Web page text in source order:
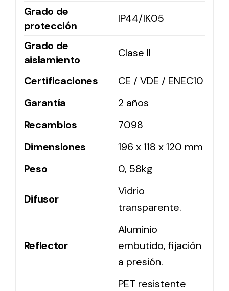
Grado de
protección
IP44/IK05
Grado de
aislamiento
Clase II
Certificaciones
CE / VDE / ENEC10
Garantía
2 años
Recambios
7098
Dimensiones
196 x 118 x 120 mm
Peso
0, 58kg
Difusor
Vidrio
transparente.
Reflector
Aluminio
embutido, fijación
a presión.
PET resistente